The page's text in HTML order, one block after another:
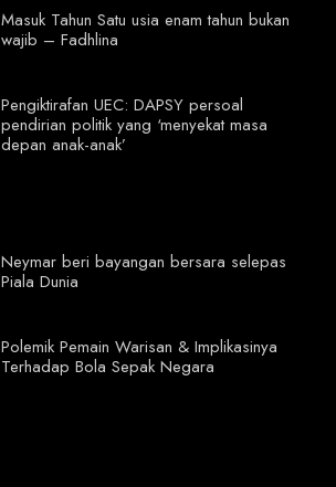
Masuk Tahun Satu usia enam tahun bukan
wajib – Fadhlina
Pengiktirafan UEC: DAPSY persoal
pendirian politik yang ‘menyekat masa
depan anak-anak’
Neymar beri bayangan bersara selepas
Piala Dunia
Polemik Pemain Warisan & Implikasinya
Terhadap Bola Sepak Negara